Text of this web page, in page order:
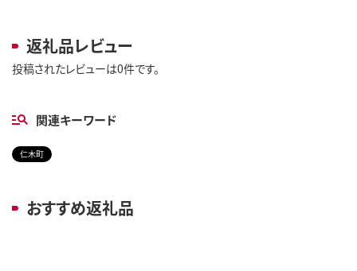
返礼品レビュー
投稿されたレビューは0件です。
関連キーワード
仁木町
おすすめ返礼品